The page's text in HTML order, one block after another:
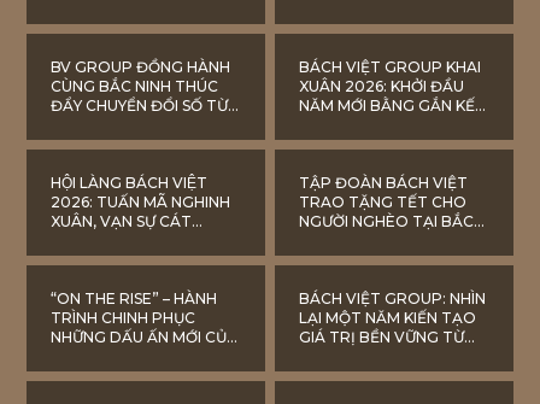
NỘI TẠI
THỐNG
BV GROUP ĐỒNG HÀNH
CÙNG BẮC NINH THÚC
ĐẨY CHUYỂN ĐỔI SỐ TỪ
BÁCH VIỆT GROUP KHAI
XUÂN 2026: KHỞI ĐẦU
NĂM MỚI BẰNG GẮN KẾT
XANH BỀN VỮNG
HỘI LÀNG BÁCH VIỆT
2026: TUẤN MÃ NGHINH
XUÂN, VẠN SỰ CÁT
TẬP ĐOÀN BÁCH VIỆT
TRAO TẶNG TẾT CHO
NGƯỜI NGHÈO TẠI BẮC
“ON THE RISE” – HÀNH
TRÌNH CHINH PHỤC
NHỮNG DẤU ẤN MỚI CỦA
BÁCH VIỆT GROUP: NHÌN
LẠI MỘT NĂM KIẾN TẠO
GIÁ TRỊ BỀN VỮNG TỪ